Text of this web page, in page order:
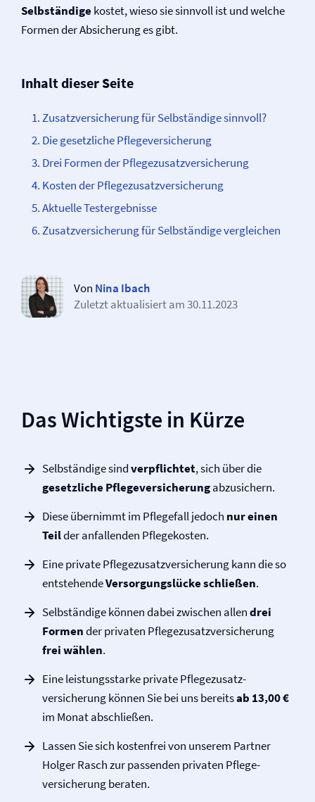
Selbständigekostet, wieso sie sinnvoll ist und welche
Formen der Absicherung es gibt.
Inhalt dieser Seite
Zusatz­­versicherung für Selbständige sinnvoll?
Die gesetzliche Pflege­­versicherung
Drei Formen der Pflegezusatz­­versicherung
Kosten der Pflegezusatz­­versicherung
Aktuelle Testergebnisse
Zusatz­­versicherung für Selbständige vergleichen
Von Nina Ibach
Zuletzt aktualisiert am30.11.2023
Das Wichtigste in Kürze
Selbständige sindverpflichtet, sich über die
gesetzliche Pflege­versicherungabzusichern.
Diese übernimmt im Pflegefall jedoch nur einen
Teilder anfallenden Pflegekosten.
Eine private Pflegezusatz­versicherung kann die so
entstehendeVersorgungslücke schließen.
Selbständige können dabei zwischen allendrei
Formender privaten Pflegezusatz­versicherung
frei wählen.
Eine leistungsstarke private Pflegezusatz­­­
versicherung können Sie bei uns bereitsab 13,00 €
im Monat abschließen.
Lassen Sie sich kostenfrei von unserem Partner
Holger Rasch zur passenden privaten Pflege­
versicherung beraten.